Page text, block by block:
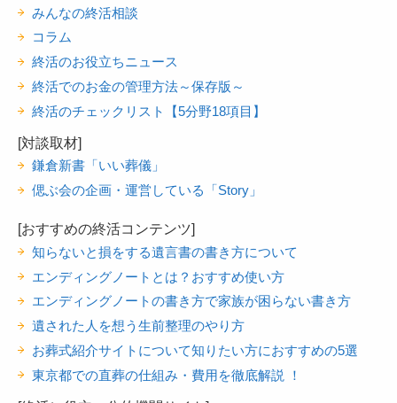
みんなの終活相談
コラム
終活のお役立ちニュース
終活でのお金の管理方法～保存版～
終活のチェックリスト【5分野18項目】
[対談取材]
鎌倉新書「いい葬儀」
偲ぶ会の企画・運営している「Story」
[おすすめの終活コンテンツ]
知らないと損をする遺言書の書き方について
エンディングノートとは？おすすめ使い方
エンディングノートの書き方で家族が困らない書き方
遺された人を想う生前整理のやり方
お葬式紹介サイトについて知りたい方におすすめの5選
東京都での直葬の仕組み・費用を徹底解説 ！